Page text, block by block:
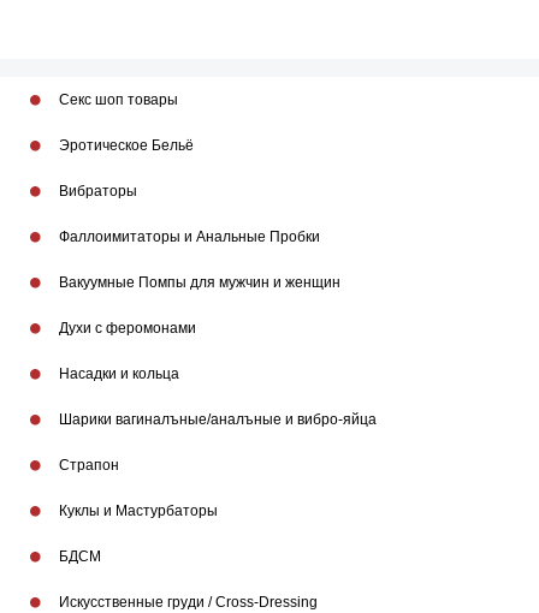
Секс шоп товары
Эротическое Бельё
Вибраторы
Фаллоимитаторы и Анальные Пробки
Вакуумные Помпы для мужчин и женщин
Духи с феромонами
Насадки и кольца
Шарики вагиналъные/аналъные и вибро-яйца
Страпон
Куклы и Мастурбаторы
БДСМ
Искусственные груди / Cross-Dressing